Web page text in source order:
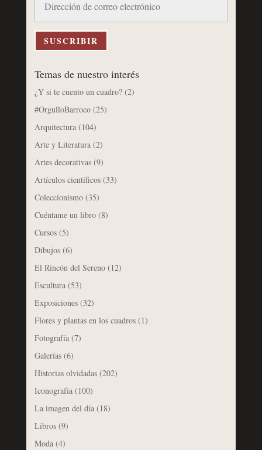
correo
electrónico
SUSCRIBIR
Temas de nuestro interés
¿Y si te cuento un cuadro?(2)
#OrgulloBarroco(25)
Arquitectura(104)
Arte y Literatura(2)
Artes decorativas(9)
Artículos científicos(33)
Coleccionismo(35)
Cuéntame un libro(8)
Cursos(5)
Dibujos(6)
El Rincón del Sereno(12)
Escultura(53)
Exposiciones(32)
Flores y plantas en los cuadros(1)
Fotografía(7)
Galerías(6)
Historias olvidadas(202)
Iconografía(100)
La imagen del día(18)
Libros(9)
Moda(4)